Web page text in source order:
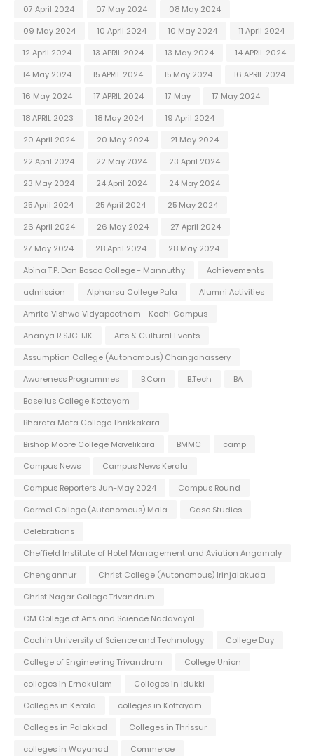
07 April 2024
07 May 2024
08 May 2024
09 May 2024
10 April 2024 10 May 2024
11 April 2024
12 April 2024
13 APRIL 2024 13 May 2024
14 APRIL 2024
14 May 2024
15 APRIL 2024 15 May 2024
16 APRIL 2024
16 May 2024
17 APRIL 2024 17 May
17 May 2024
18 APRIL 2023
18 May 2024
19 April 2024
20 April 2024
20 May 2024
21 May 2024
22 April 2024
22 May 2024
23 April 2024
23 May 2024
24 April 2024
24 May 2024
25 April 2024
25 April 2024
25 May 2024
26 April 2024
26 May 2024
27 April 2024
27 May 2024
28 April 2024
28 May 2024
Abina T.P. Don Bosco College - Mannuthy
Achievements
admission
Alphonsa College Pala
Alumni Activities
Amrita Vishwa Vidyapeetham - Kochi Campus
Ananya R SJC-IJK
Arts & Cultural Events
Assumption College (Autonomous) Changanassery
Awareness Programmes
B.Com B.Tech
BA
Baselius College Kottayam
Bharata Mata College Thrikkakara
Bishop Moore College Mavelikara
BMMC
camp
Campus News
Campus News Kerala
Campus Reporters Jun-May 2024
Campus Round
Carmel College (Autonomous) Mala
Case Studies
Celebrations
Cheffield Institute of Hotel Management and Aviation Angamaly
Chengannur
Christ College (Autonomous) Irinjalakuda
Christ Nagar College Trivandrum
CM College of Arts and Science Nadavayal
Cochin University of Science and Technology
College Day
College of Engineering Trivandrum
College Union
colleges in Ernakulam
Colleges in Idukki
Colleges in Kerala
colleges in Kottayam
Colleges in Palakkad
Colleges in Thrissur
colleges in Wayanad
Commerce